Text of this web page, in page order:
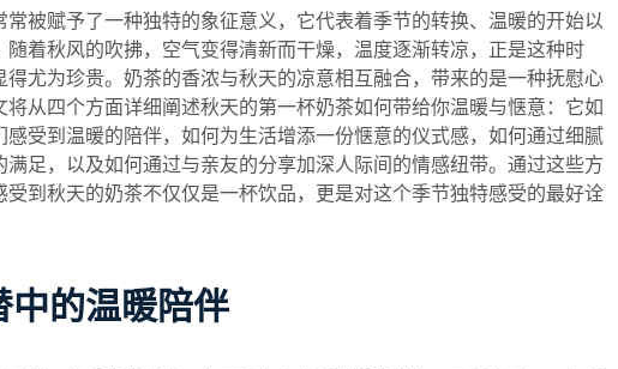
被赋予了一种独特的象征意义，它代表着季节的转换、温暖的开始以
随着秋风的吹拂，空气变得清新而干燥，温度逐渐转凉，正是这种时
得尤为珍贵。奶茶的香浓与秋天的凉意相互融合，带来的是一种抚慰心
将从四个方面详细阐述秋天的第一杯奶茶如何带给你温暖与惬意：它如
感受到温暖的陪伴，如何为生活增添一份惬意的仪式感，如何通过细腻
满足，以及如何通过与亲友的分享加深人际间的情感纽带。通过这些方
受到秋天的奶茶不仅仅是一杯饮品，更是对这个季节独特感受的最好诠
中的温暖陪伴